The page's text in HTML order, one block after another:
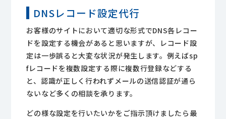
DNSレコード設定代行
お客様のサイトにおいて適切な形式でDNS各レコー
ドを設定する機会があると思いますが、レコード設
定は一歩誤ると大変な状況が発生します。例えばsp
fレコードを複数設定する際に複数行登録などする
と、認識が正しく行われずメールの送信認証が通ら
ないなど多くの相談を承ります。
どの様な設定を行いたいかをご指示頂けましたら最